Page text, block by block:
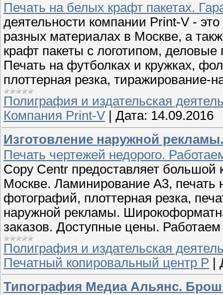
Печать на белых крафт пакетах.
деятельности компании Print-V -
разных материалах в Москве, а
крафт пакеты с логотипом,
Печать на футболках и кружках,
плоттерная резка, тиражирование-
Полиграфия и издательская
Компания Print-V
Дата: 14.09.2016
Изготовление наружной
Печать чертежей недорого.
Copy Centr предоставляет большой
Москве. Ламинирование А3, печать
фотографий, плоттерная резка,
наружной рекламы.
заказов. Доступные цены.
Полиграфия и издательская
Печатный копировальный центр P
Типография Медиа Альянс.